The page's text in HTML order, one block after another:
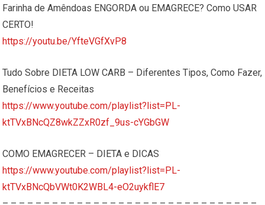
Farinha de Amêndoas ENGORDA ou EMAGRECE? Como USAR
CERTO!
https://youtu.be/YfteVGfXvP8
Tudo Sobre DIETA LOW CARB – Diferentes Tipos, Como Fazer,
Benefícios e Receitas
https://www.youtube.com/playlist?list=PL-
ktTVxBNcQZ8wkZZxR0zf_9us-cYGbGW
COMO EMAGRECER – DIETA e DICAS
https://www.youtube.com/playlist?list=PL-
ktTVxBNcQbVWt0K2WBL4-eO2uykflE7